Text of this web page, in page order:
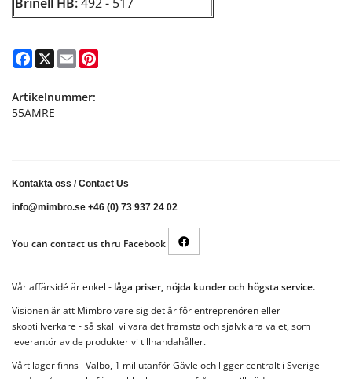
Facebook
X Email
Artikelnummer:
55AMRE
Kontakta oss /Contact Us
info@mimbro.se +46 (0) 73 937 24 02
You can contact us thru Facebook
Vår affärsidé är enkel - låga priser, nöjda kunder och högsta service.
Visionen är att Mimbro vare sig det är för entreprenören eller
skoptillverkare - så skall vi vara det främsta och självklara valet, som
leverantör av de produkter vi tillhandahåller.
Vårt lager finns i Valbo, 1 mil utanför Gävle och ligger centralt i Sverige